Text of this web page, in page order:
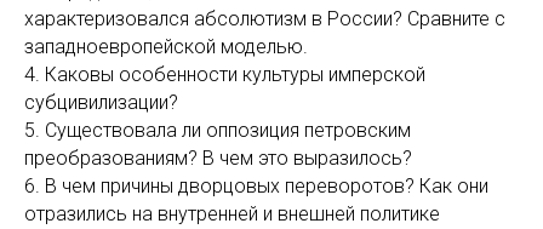
характеризовался абсолютизм в России? Сравните с
западноевропейской моделью.
4. Каковы особенности культуры имперской
субцивилизации?
5. Существовала ли оппозиция петровским
преобразованиям? В чем это выразилось?
6. В чем причины дворцовых переворотов? Как они
отразились на внутренней и внешней политике